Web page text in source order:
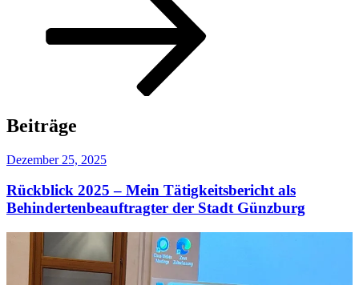
Beiträge
Veröffentlicht
Dezember 25, 2025
Rückblick 2025 – Mein Tätigkeitsbericht als
Behindertenbeauftragter der Stadt Günzburg